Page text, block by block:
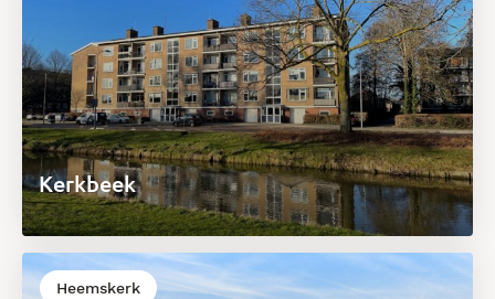
Kerkbeek
Heemskerk